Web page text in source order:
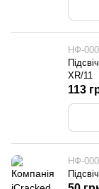
НФ-
XR/11
113
НФ-